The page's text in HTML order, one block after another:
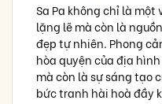
Sa Pa không chỉ là
lặng lẽ mà còn là
đẹp tự nhiên. Phong
hòa quyện của địa
mà còn là sự sáng tạo
bức tranh hài hoà đầy